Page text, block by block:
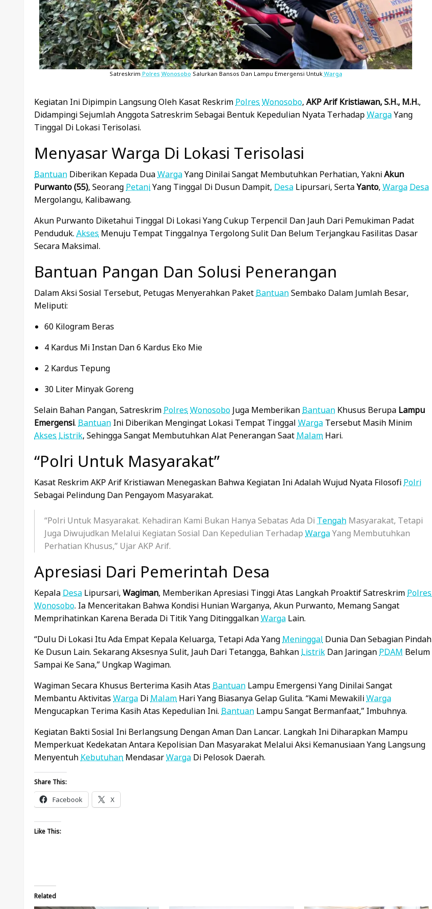
Satreskrim Polres Wonosobo Salurkan Bansos Dan Lampu Emergensi Untuk Warga
Kegiatan Ini Dipimpin Langsung Oleh Kasat Reskrim Polres Wonosobo, AKP Arif Kristiawan, S.H., M.H.,
Didampingi Sejumlah Anggota Satreskrim Sebagai Bentuk Kepedulian Nyata TerhadapWargaYang
Tinggal Di Lokasi Terisolasi.
Menyasar Warga Di Lokasi Terisolasi
Bantuan Diberikan Kepada DuaWargaYang Dinilai Sangat Membutuhkan Perhatian, YakniAkun
Purwanto (55), Seorang PetaniYang Tinggal Di Dusun Dampit, Desa Lipursari, SertaYanto, Warga Desa
Mergolangu, Kalibawang.
Akun Purwanto Diketahui Tinggal Di Lokasi Yang Cukup Terpencil Dan Jauh Dari Pemukiman Padat
Penduduk. Akses Menuju Tempat Tinggalnya Tergolong Sulit Dan Belum Terjangkau Fasilitas Dasar
Secara Maksimal.
Bantuan Pangan Dan Solusi Penerangan
Dalam Aksi Sosial Tersebut, Petugas Menyerahkan Paket BantuanSembako Dalam Jumlah Besar,
Meliputi:
60 Kilogram Beras
4 Kardus Mi Instan Dan 6 Kardus Eko Mie
2 Kardus Tepung
30 Liter Minyak Goreng
Selain Bahan Pangan, Satreskrim Polres Wonosobo Juga Memberikan Bantuan Khusus Berupa Lampu
Emergensi. Bantuan Ini Diberikan Mengingat Lokasi Tempat Tinggal Warga Tersebut Masih Minim
Akses Listrik, Sehingga Sangat Membutuhkan Alat Penerangan Saat Malam Hari.
“Polri Untuk Masyarakat”
Kasat Reskrim AKP Arif Kristiawan Menegaskan Bahwa Kegiatan Ini Adalah Wujud Nyata Filosofi Polri
Sebagai Pelindung Dan Pengayom Masyarakat.
“Polri Untuk Masyarakat. Kehadiran Kami Bukan Hanya Sebatas Ada Di Tengah Masyarakat, Tetapi
Juga Diwujudkan Melalui Kegiatan Sosial Dan Kepedulian Terhadap WargaYang Membutuhkan
Perhatian Khusus,” Ujar AKP Arif.
Apresiasi Dari Pemerintah Desa
Kepala Desa Lipursari, Wagiman, Memberikan Apresiasi Tinggi Atas Langkah Proaktif Satreskrim Polres
Wonosobo. Ia Menceritakan Bahwa Kondisi Hunian Warganya, Akun Purwanto, Memang Sangat
Memprihatinkan Karena Berada Di Titik Yang DitinggalkanWarga Lain.
“Dulu Di Lokasi Itu Ada Empat Kepala Keluarga, Tetapi Ada Yang Meninggal Dunia Dan Sebagian Pindah
Ke Dusun Lain. Sekarang Aksesnya Sulit, Jauh Dari Tetangga, Bahkan Listrik Dan Jaringan PDAM Belum
Sampai Ke Sana,” Ungkap Wagiman.
Wagiman Secara Khusus Berterima Kasih Atas Bantuan Lampu Emergensi Yang Dinilai Sangat
Membantu Aktivitas Warga Di Malam Hari Yang Biasanya Gelap Gulita. “Kami MewakiliWarga
Mengucapkan Terima Kasih Atas Kepedulian Ini. Bantuan Lampu Sangat Bermanfaat,” Imbuhnya.
Kegiatan Bakti Sosial Ini Berlangsung Dengan Aman Dan Lancar. Langkah Ini Diharapkan Mampu
Memperkuat Kedekatan Antara Kepolisian Dan Masyarakat Melalui Aksi Kemanusiaan Yang Langsung
Menyentuh Kebutuhan MendasarWarga Di Pelosok Daerah.
Share This:
Facebook X
Like This:
Related